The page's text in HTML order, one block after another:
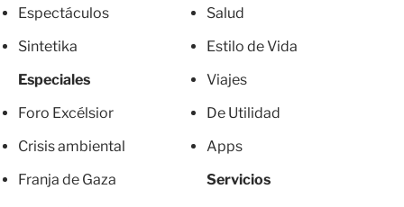
Espectáculos
Sintetika
Especiales
Foro Excélsior
Crisis ambiental
Franja de Gaza
Salud
Estilo de Vida
Viajes
De Utilidad
Apps
Servicios